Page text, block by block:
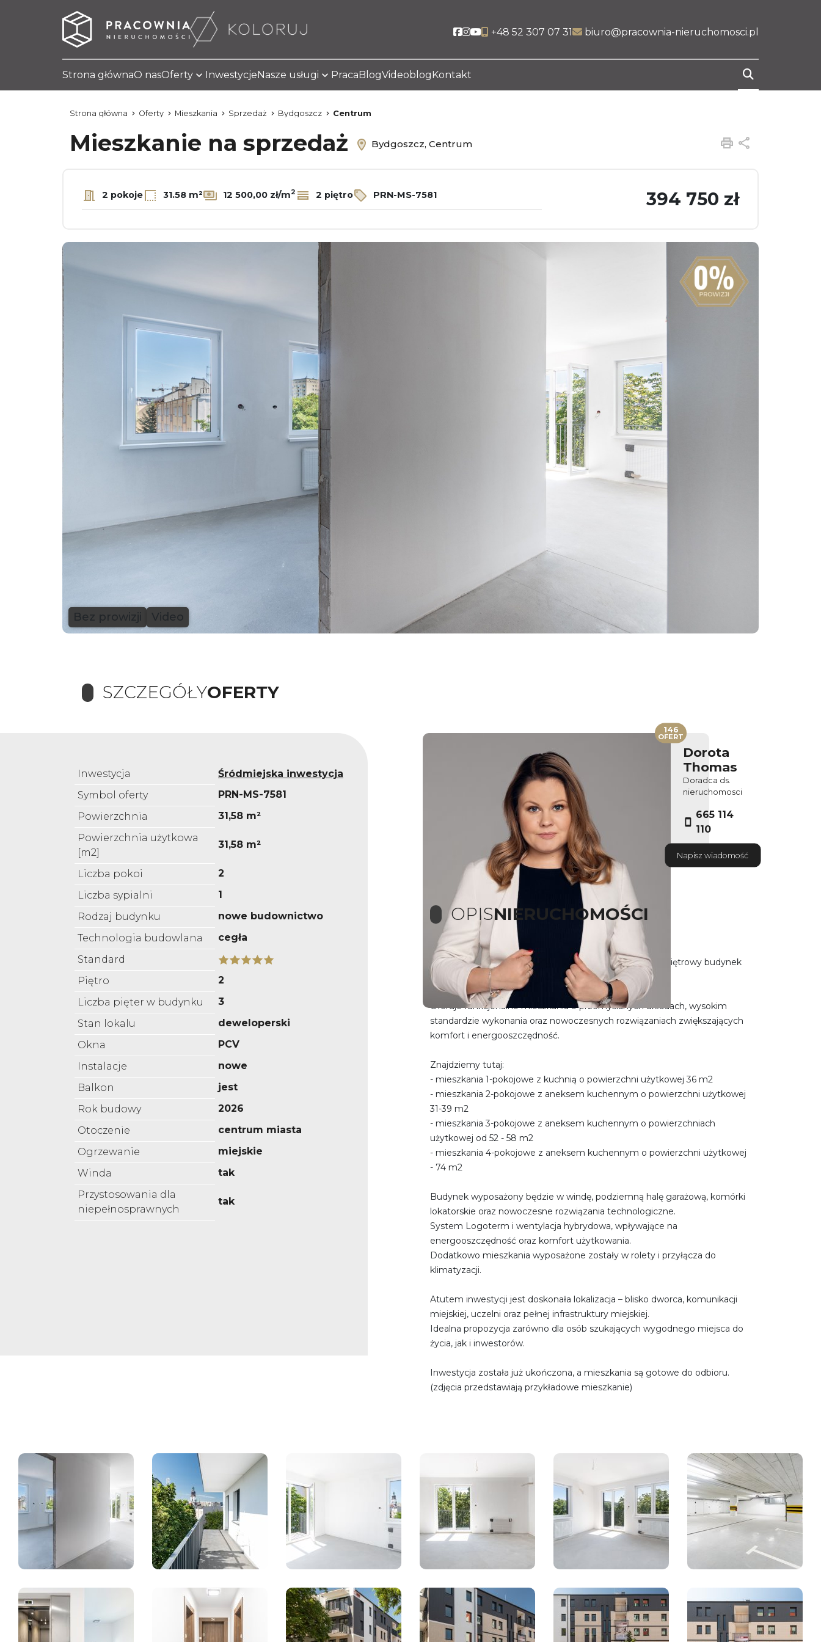
Social link
Social link
Social link
+48 52 307 07 31 biuro@pracownia-nieruchomosci.pl
Strona głównaO nasOferty InwestycjeNasze usługi PracaBlogVideoblogKontakt
Strona główna Oferty Mieszkania Sprzedaż Bydgoszcz Centrum
Mieszkanie na sprzedaż Bydgoszcz, Centrum Drukuj
2 pokoje 31.58 m² 12 500,00 zł/m2 2 piętro PRN-MS-7581 394 750 zł
Bez prowizji Video
SZCZEGÓŁYOFERTY
Inwestycja
Śródmiejska inwestycja
Symbol oferty
PRN-MS-7581
Powierzchnia
31,58 m²
Powierzchnia użytkowa
[m2]
31,58 m²
Liczba pokoi
2
Liczba sypialni
1
Rodzaj budynku
nowe budownictwo
Technologia budowlana
cegła
Standard
Piętro
2
Liczba pięter w budynku
3
Stan lokalu
deweloperski
Okna
PCV
Instalacje
nowe
Balkon
jest
Rok budowy
2026
Otoczenie
centrum miasta
Ogrzewanie
miejskie
Winda
tak
Przystosowania dla
niepełnosprawnych
tak
Dorota
Thomas
Doradca ds.
nieruchomosci
665 114
110
Napisz wiadomość
146
OFERT
OPISNIERUCHOMOŚCI
Inwestycja Hetmańska to kameralny, nowoczesny, trzypiętrowy budynek
zlokalizowany w centrum Bydgoszczy.
Oferuje funkcjonalne mieszkania o przemyślanych układach, wysokim
standardzie wykonania oraz nowoczesnych rozwiązaniach zwiększających
komfort i energooszczędność.
Znajdziemy tutaj:
- mieszkania 1-pokojowe z kuchnią o powierzchni użytkowej 36 m2
- mieszkania 2-pokojowe z aneksem kuchennym o powierzchni użytkowej
31-39 m2
- mieszkania 3-pokojowe z aneksem kuchennym o powierzchniach
użytkowej od 52 - 58 m2
- mieszkania 4-pokojowe z aneksem kuchennym o powierzchni użytkowej
- 74 m2
Budynek wyposażony będzie w windę, podziemną halę garażową, komórki
lokatorskie oraz nowoczesne rozwiązania technologiczne.
System Logoterm i wentylacja hybrydowa, wpływające na
energooszczędność oraz komfort użytkowania.
Dodatkowo mieszkania wyposażone zostały w rolety i przyłącza do
klimatyzacji.
Atutem inwestycji jest doskonała lokalizacja – blisko dworca, komunikacji
miejskiej, uczelni oraz pełnej infrastruktury miejskiej.
Idealna propozycja zarówno dla osób szukających wygodnego miejsca do
życia, jak i inwestorów.
Inwestycja została już ukończona, a mieszkania są gotowe do odbioru.
(zdjęcia przedstawiają przykładowe mieszkanie)